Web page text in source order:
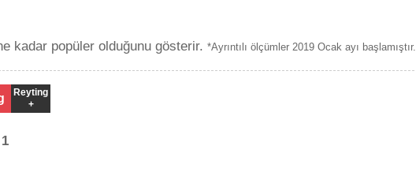
kadar popüler olduğunu gösterir. *Ayrıntılı ölçümler 2019 Ocak ayı başlamıştır.
Reyting
+
1